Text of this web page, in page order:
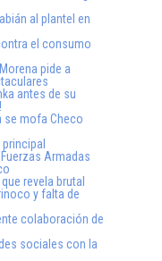
al plantel en
el consumo
pide a
antes de su
se mofa Checo
Armadas
revela brutal
y falta de
colaboración de
sociales con la